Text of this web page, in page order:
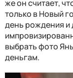
же он считает,
только в Новый
день рождения и
выбрать фото
деньгам.